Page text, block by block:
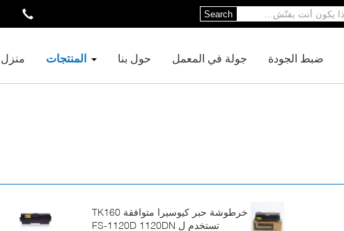
Search
منزل المنتجات حول بنا جولة في المعمل ضبط الجودة
خرطوشة حبر كيوسيرا متوافقة TK160
تستخدم ل FS-1120D 1120DN